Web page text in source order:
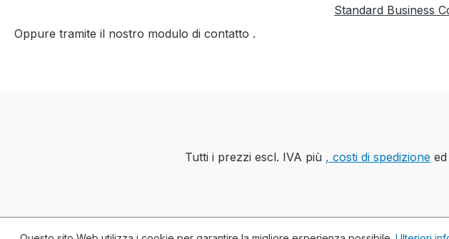
................................................
Oppure tramite il nostro modulo di contatto .
Standard Business
Tutti i prezzi escl. IVA più , costi di spedizione